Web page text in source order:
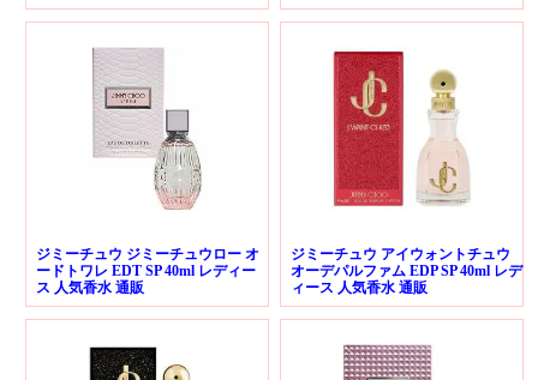
ジミーチュウ ジミーチュウロー オ
ードトワレ EDT SP 40ml レディー
ス 人気香水 通販
ジミーチュウ アイウォントチュウ
オーデパルファム EDP SP 40ml レデ
ィース 人気香水 通販